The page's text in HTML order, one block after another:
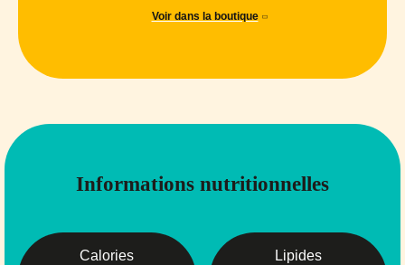
Voir dans la boutique
Informations nutritionnelles
Calories Lipides